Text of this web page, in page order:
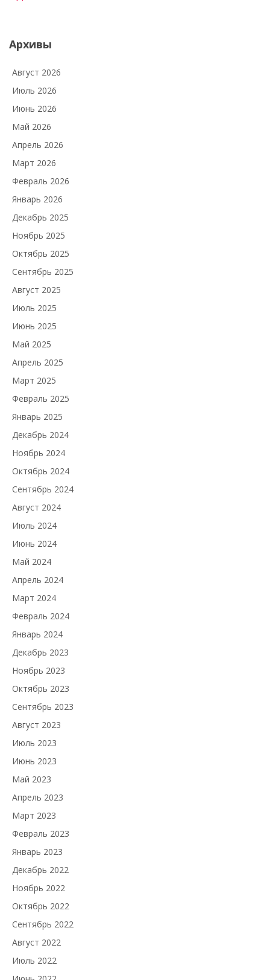
Архивы
Август 2026
Июль 2026
Июнь 2026
Май 2026
Апрель 2026
Март 2026
Февраль 2026
Январь 2026
Декабрь 2025
Ноябрь 2025
Октябрь 2025
Сентябрь 2025
Август 2025
Июль 2025
Июнь 2025
Май 2025
Апрель 2025
Март 2025
Февраль 2025
Январь 2025
Декабрь 2024
Ноябрь 2024
Октябрь 2024
Сентябрь 2024
Август 2024
Июль 2024
Июнь 2024
Май 2024
Апрель 2024
Март 2024
Февраль 2024
Январь 2024
Декабрь 2023
Ноябрь 2023
Октябрь 2023
Сентябрь 2023
Август 2023
Июль 2023
Июнь 2023
Май 2023
Апрель 2023
Март 2023
Февраль 2023
Январь 2023
Декабрь 2022
Ноябрь 2022
Октябрь 2022
Сентябрь 2022
Август 2022
Июль 2022